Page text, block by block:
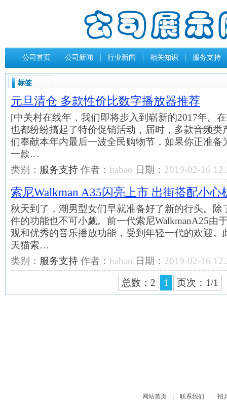
公司首页 公司新闻 行业新闻 相关知识 服务支持
标签
元旦清仓 多款性价比数字播放器推荐
[中关村在线年，我们即将步入到崭新的2017年。
也都纷纷搞起了特价促销活动，届时，多款音频类
们奉献本年内最后一波全民购物节，如果你正准备
一款…
类别： 服务支持 作者： habao 日期： 2019-02-16
索尼Walkman A35闪亮上市 出街搭配小心
秋天到了，潮男型女们早就准备好了新的行头。除
件的功能也不可小觑。前一代索尼WalkmanA25由
观和优秀的音乐播放功能，受到年轻一代的欢迎。
天猫索…
类别： 服务支持 作者： habao 日期： 2019-02-16
总数：2 1 页次：1/1
网站首页 联系我们 招